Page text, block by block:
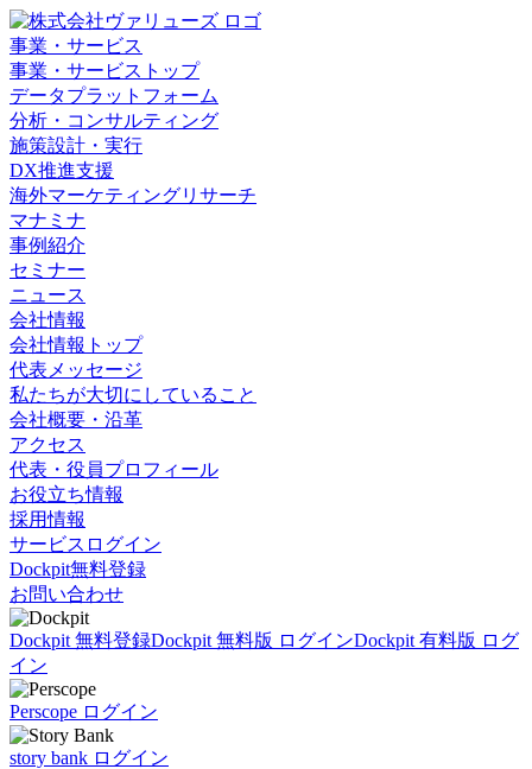
事業・サービス
事業・サービストップ
データプラットフォーム
分析・コンサルティング
施策設計・実行
DX推進支援
海外マーケティングリサーチ
マナミナ
事例紹介
セミナー
ニュース
会社情報
会社情報トップ
代表メッセージ
私たちが大切にしていること
会社概要・沿革
アクセス
代表・役員プロフィール
お役立ち情報
採用情報
サービスログイン
Dockpit無料登録
お問い合わせ
Dockpit 無料登録Dockpit 無料版 ログインDockpit 有料版 ログ
イン
Perscope ログイン
story bank ログイン